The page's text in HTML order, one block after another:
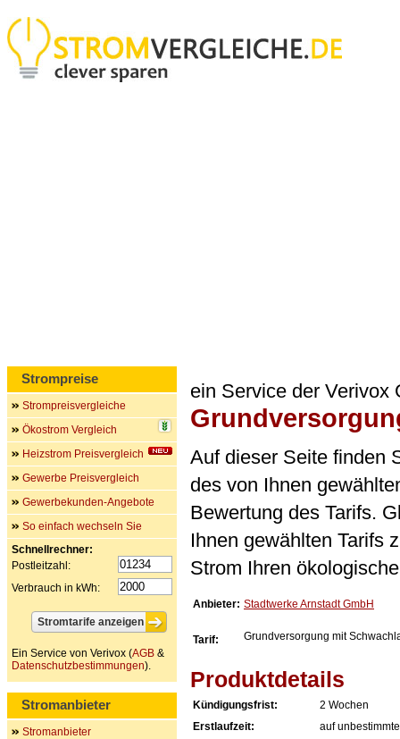
ein Service der Verivox
Auf dieser Seite finden
des von Ihnen
Bewertung des Tarifs.
Ihnen gewählten Tarifs
Strom Ihren
Anbieter: Stadtwerke Arnstadt GmbH
Tarif: Grundversorgung mit
Produktdetails
Kündigungsfrist:
2 Wochen
Erstlaufzeit:
auf
Strompreise
Strompreisvergleiche
Ökostrom Vergleich
Heizstrom Preisvergleich
Gewerbe Preisvergleich
Gewerbekunden-Angebote
So einfach wechseln Sie
Schnellrechner:
Postleitzahl:
Verbrauch in kWh:
Ein Service von Verivox (AGB &
Datenschutzbestimmungen).
Stromanbieter
Stromanbieter